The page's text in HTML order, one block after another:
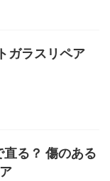
ガラスリペア
る？ 傷のある